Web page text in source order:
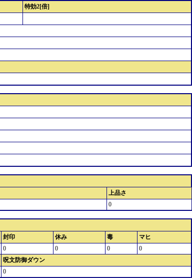
特効2[倍]
上品さ
0
封印 休み 毒
マヒ
0 0 0
0
呪文防御ダウン
0